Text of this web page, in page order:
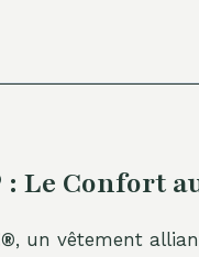
: Le Confort
, un vêtement